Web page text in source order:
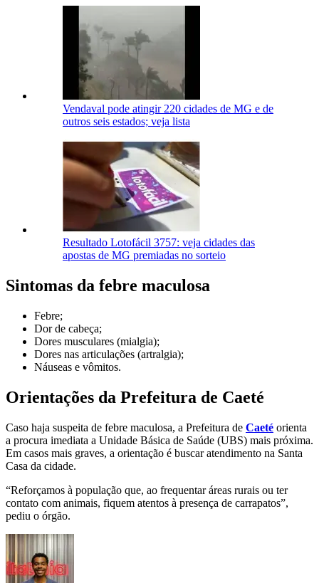
Vendaval pode atingir 220 cidades de MG e de
outros seis estados; veja lista
Resultado Lotofácil 3757: veja cidades das
apostas de MG premiadas no sorteio
Sintomas da febre maculosa
Febre;
Dor de cabeça;
Dores musculares (mialgia);
Dores nas articulações (artralgia);
Náuseas e vômitos.
Orientações da Prefeitura de Caeté
Caso haja suspeita de febre maculosa, a Prefeitura de Caeté orienta
a procura imediata a Unidade Básica de Saúde (UBS) mais próxima.
Em casos mais graves, a orientação é buscar atendimento na Santa
Casa da cidade.
“Reforçamos à população que, ao frequentar áreas rurais ou ter
contato com animais, fiquem atentos à presença de carrapatos”,
pediu o órgão.